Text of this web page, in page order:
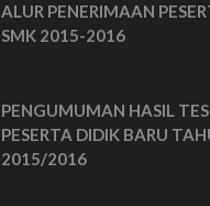
ALUR PENERIMAAN
SMK 2015-2016
PENGUMUMAN HASIL TES
PESERTA DIDIK BARU
2015/2016